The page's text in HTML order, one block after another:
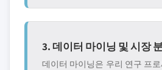
3. 데이터 마이닝 및 시장
데이터 마이닝은 우리 연구 프